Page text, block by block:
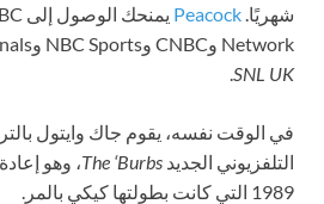
شهريًا.Peacock
Network وCNBC وNBC Sports وPeacock Originals، مثل
SNL UK
.
في الوقت نفسه، يقوم جاك وايتول
التلفزيوني الجديد The ‘Burbs، وهو
1989 التي كانت بطولتها كيكي بالمر.